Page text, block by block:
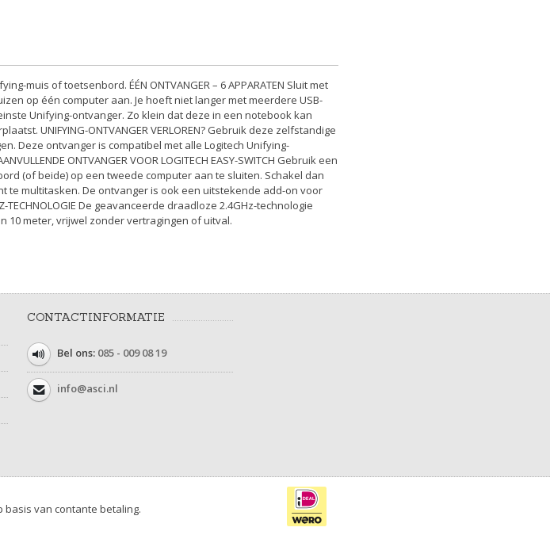
muis of toetsenbord. ÉÉN ONTVANGER – 6 APPARATEN Sluit met
op één computer aan. Je hoeft niet langer met meerdere USB-
Unifying-ontvanger. Zo klein dat deze in een notebook kan
UNIFYING-ONTVANGER VERLOREN? Gebruik deze zelfstandige
Deze ontvanger is compatibel met alle Logitech Unifying-
ONTVANGER VOOR LOGITECH EASY-SWITCH Gebruik een
(of beide) op een tweede computer aan te sluiten. Schakel dan
te multitasken. De ontvanger is ook een uitstekende add-on voor
TECHNOLOGIE De geavanceerde draadloze 2.4GHz-technologie
10 meter, vrijwel zonder vertragingen of uitval.
CONTACTINFORMATIE
Bel ons: 085 - 009 08 19
info@asci.nl
basis van contante betaling.